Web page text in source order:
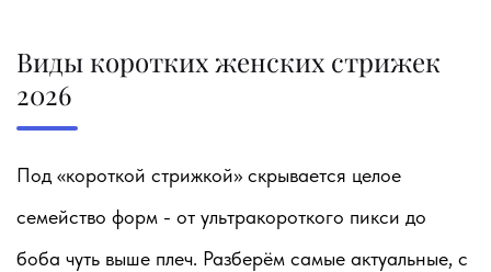
Виды коротких женских стрижек
2026
Под «короткой стрижкой» скрывается целое
семейство форм - от ультракороткого пикси до
боба чуть выше плеч. Разберём самые актуальные, с